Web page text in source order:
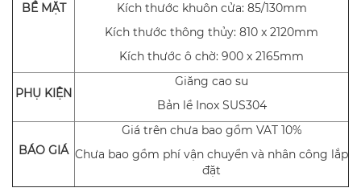
BỀ MẶT
Kích thước khuôn cửa: 85/130mm
Kích thước thông thủy: 810 x 2120mm
Kích thước ô chờ: 900 x 2165mm
PHỤ KIỆN
Giăng cao su
Bản lề Inox SUS304
BÁO GIÁ
Giá trên chưa bao gồm VAT 10%
Chưa bao gồm phí vận chuyển và nhân công lắp
đặt